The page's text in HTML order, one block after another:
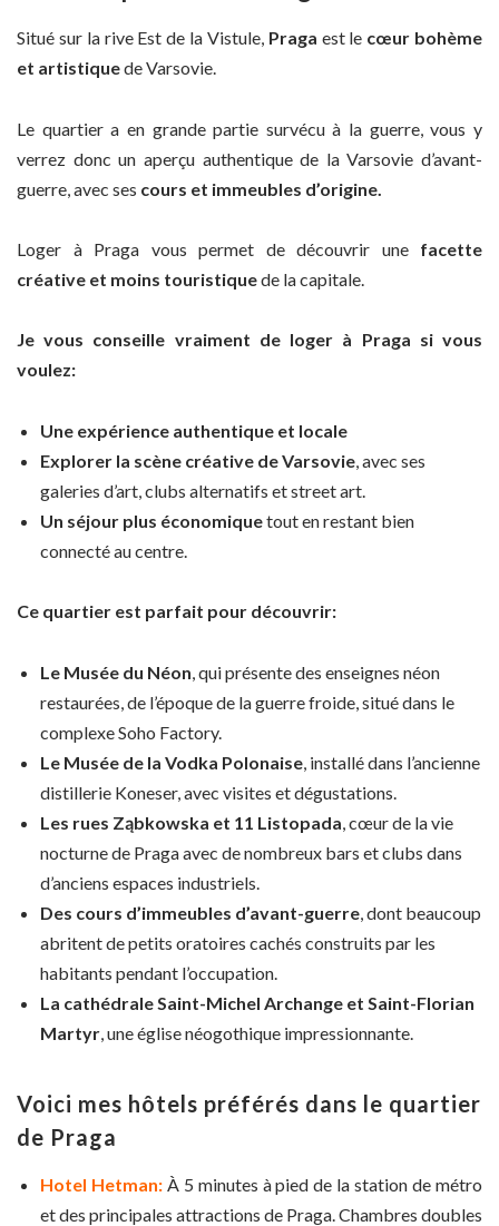
Situé sur la rive Est de la Vistule, Praga est le cœur bohème
et artistiquede Varsovie.
Le quartier a en grande partie survécu à la guerre, vous y
verrez donc un aperçu authentique de la Varsovie d’avant-
guerre, avec ses cours et immeubles d’origine.
Loger à Praga vous permet de découvrir une facette
créative et moins touristiquede la capitale.
Je vous conseille vraiment de loger à Praga si vous
voulez:
Une expérience authentique et locale
Explorer la scène créative de Varsovie, avec ses
galeries d’art, clubs alternatifs et street art.
Un séjour plus économiquetout en restant bien
connecté au centre.
Ce quartier est parfait pour découvrir:
Le Musée du Néon , qui présente des enseignes néon
restaurées, de l’époque de la guerre froide, situé dans le
complexe Soho Factory.
Le Musée de la Vodka Polonaise , installé dans l’ancienne
distillerie Koneser, avec visites et dégustations.
Les rues Ząbkowska et 11 Listopada , cœur de la vie
nocturne de Praga avec de nombreux bars et clubs dans
d’anciens espaces industriels.
Des cours d’immeubles d’avant-guerre , dont beaucoup
abritent de petits oratoires cachés construits par les
habitants pendant l’occupation.
La cathédrale Saint-Michel Archange et Saint-Florian
Martyr , une église néogothique impressionnante.
Voici mes hôtels préférés dans le quartier
de Praga
Hotel Hetman:À 5 minutes à pied de la station de métro
et des principales attractions de Praga. Chambres doubles